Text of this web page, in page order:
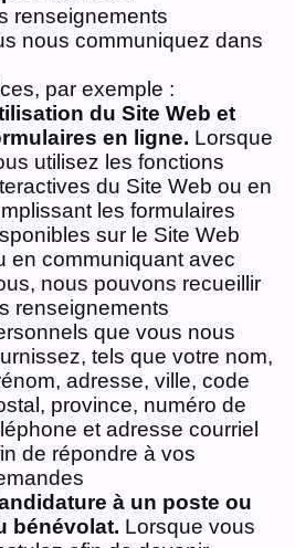
renseignements
nous communiquez dans
par exemple :
du Site Web et
en ligne. Lorsque
utilisez les fonctions
du Site Web ou en
les formulaires
sur le Site Web
en communiquant avec
nous pouvons recueillir
renseignements
que vous nous
tels que votre nom,
adresse, ville, code
province, numéro de
et adresse courriel
de répondre à vos
à un poste ou
bénévolat. Lorsque vous